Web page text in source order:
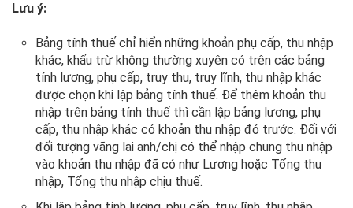
Lưu ý:
Bảng tính thuế chỉ hiển những khoản phụ cấp, thu nhập
khác, khấu trừ không thường xuyên có trên các bảng
tính lương, phụ cấp, truy thu, truy lĩnh, thu nhập khác
được chọn khi lập bảng tính thuế. Để thêm khoản thu
nhập trên bảng tính thuế thì cần lập bảng lương, phụ
cấp, thu nhập khác có khoản thu nhập đó trước. Đối với
đối tượng vãng lai anh/chị có thể nhập chung thu nhập
vào khoản thu nhập đã có như Lương hoặc Tổng thu
nhập, Tổng thu nhập chịu thuế.